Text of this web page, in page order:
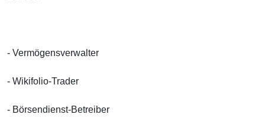
- Vermögensverwalter
- Wikifolio-Trader
- Börsendienst-Betreiber